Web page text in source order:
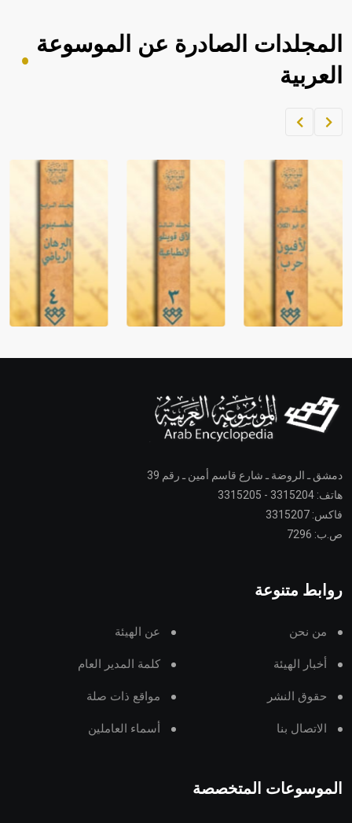
المجلدات الصادرة عن الموسوعة
العربية
دمشق ـ الروضة ـ شارع قاسم أمين ـ رقم 39
هاتف: 3315204 - 3315205
فاكس: 3315207
ص.ب: 7296
روابط متنوعة
من نحن عن الهيئة
أخبار الهيئة كلمة المدير العام
حقوق النشر مواقع ذات صلة
الاتصال بنا أسماء العاملين
الموسوعات المتخصصة